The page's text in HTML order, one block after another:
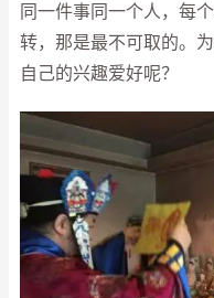
同一件事同一个人，每
转，那是最不可取的。
自己的兴趣爱好呢？